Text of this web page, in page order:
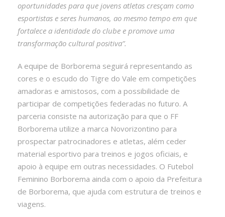
oportunidades para que jovens atletas cresçam como
esportistas e seres humanos, ao mesmo tempo em que
fortalece a identidade do clube e promove uma
transformação cultural positiva”.
A equipe de Borborema seguirá representando as
cores e o escudo do Tigre do Vale em competições
amadoras e amistosos, com a possibilidade de
participar de competições federadas no futuro. A
parceria consiste na autorização para que o FF
Borborema utilize a marca Novorizontino para
prospectar patrocinadores e atletas, além ceder
material esportivo para treinos e jogos oficiais, e
apoio à equipe em outras necessidades. O Futebol
Feminino Borborema ainda com o apoio da Prefeitura
de Borborema, que ajuda com estrutura de treinos e
viagens.